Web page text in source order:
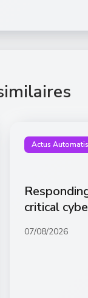
Actus
critical
07/08/2026